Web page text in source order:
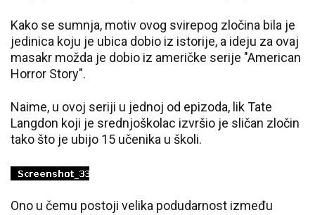
Kako se sumnja, motiv ovog svirepog zločina bila je
jedinica koju je ubica dobio iz istorije, a ideju za ovaj
masakr možda je dobio iz američke serije "American
Horror Story".
Naime, u ovoj seriji u jednoj od epizoda, lik Tate
Langdon koji je srednjoškolac izvršio je sličan zločin
tako što je ubijo 15 učenika u školi.
Ono u čemu postoji velika podudarnost između